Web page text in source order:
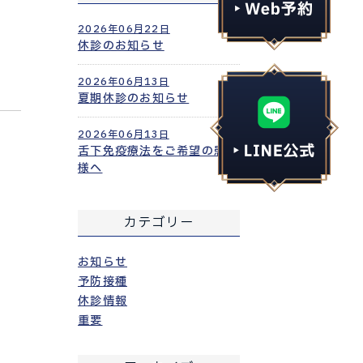
2026年06月22日
休診のお知らせ
2026年06月13日
夏期休診のお知らせ
2026年06月13日
舌下免疫療法をご希望の患者
様へ
カテゴリー
お知らせ
予防接種
休診情報
重要